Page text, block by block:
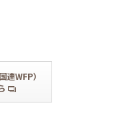
連WFP）